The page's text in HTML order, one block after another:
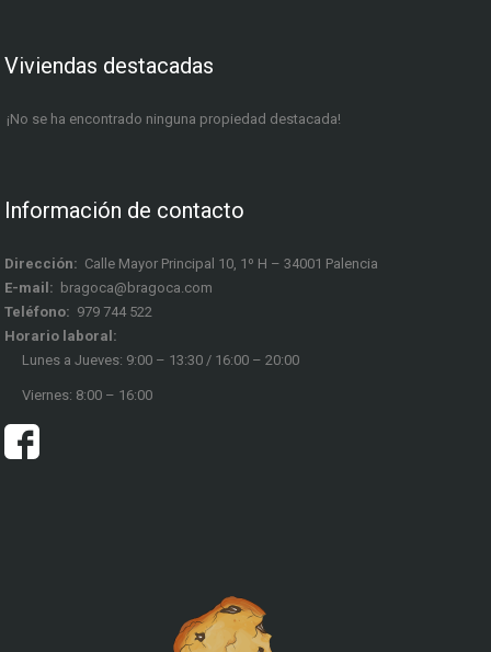
Viviendas destacadas
¡No se ha encontrado ninguna propiedad destacada!
Información de contacto
Dirección: Calle Mayor Principal 10, 1º H – 34001 Palencia
E-mail: bragoca@bragoca.com
Teléfono: 979 744 522
Horario laboral:
Lunes a Jueves: 9:00 – 13:30 / 16:00 – 20:00
Viernes: 8:00 – 16:00